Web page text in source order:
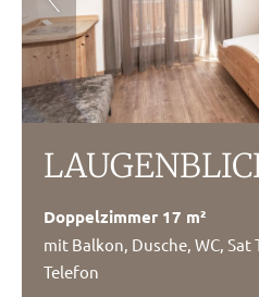
Doppelzimmer 17 m²
mit Balkon, Dusche, WC, Sat
Telefon